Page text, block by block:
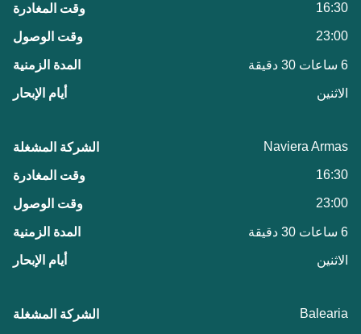
16:30
23:00
6 ساعات 30 دقيقة
الاثنين
Naviera Armas
16:30
23:00
6 ساعات 30 دقيقة
الاثنين
Balearia